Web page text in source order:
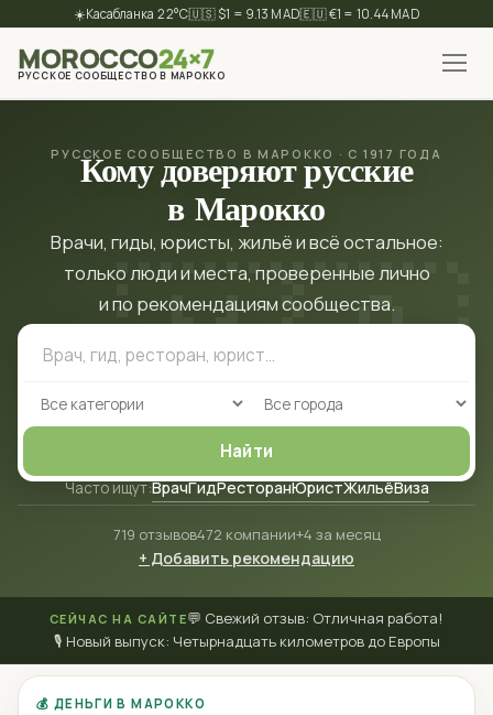
☀️ 22°C🇺🇸 $1 = 9.13 MAD🇪🇺 €1 = 10.44 MAD
MOROCCO24×7
РУССКОЕ СООБЩЕСТВО В МАРОККО
РУССКОЕ СООБЩЕСТВО В МАРОККО · С 1917 ГОДА
Кому доверяют русские
в Марокко
Врачи, гиды, юристы, жильё и всё остальное:
только люди и места, проверенные лично
и по рекомендациям сообщества.
Найти
Часто ищут:ВрачГидРесторанЮристЖильёВиза
719 отзывов472 компании+4 за месяц
+ Добавить рекомендацию
СЕЙЧАС НА САЙТЕ💬 Свежий отзыв: Отличная работа!
🎙 Новый выпуск: Четырнадцать километров до Европы
💰 ДЕНЬГИ В МАРОККО